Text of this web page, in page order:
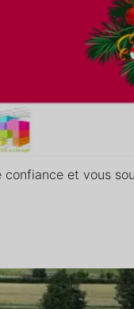
et vous